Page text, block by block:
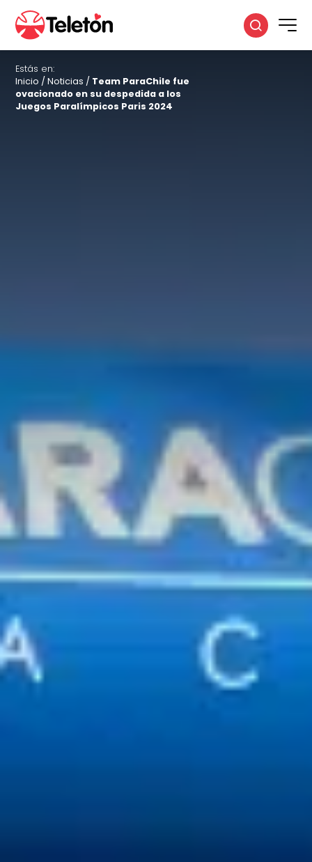
Estás en:
Inicio /Noticias / Team ParaChile fue
ovacionado en su despedida a los
Juegos Paralímpicos Paris 2024